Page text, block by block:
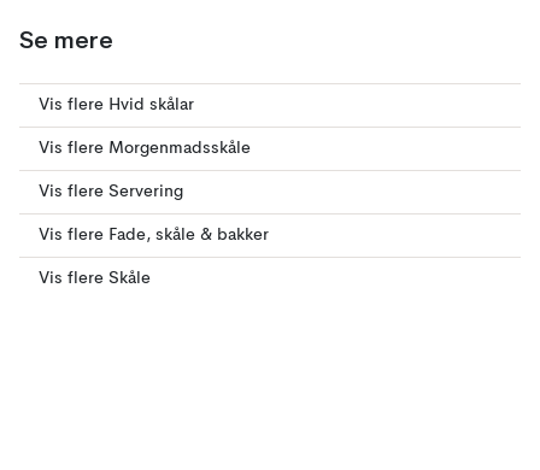
Se mere
Vis flere Hvid skålar
Vis flere Morgenmadsskåle
Vis flere Servering
Vis flere Fade, skåle & bakker
Vis flere Skåle